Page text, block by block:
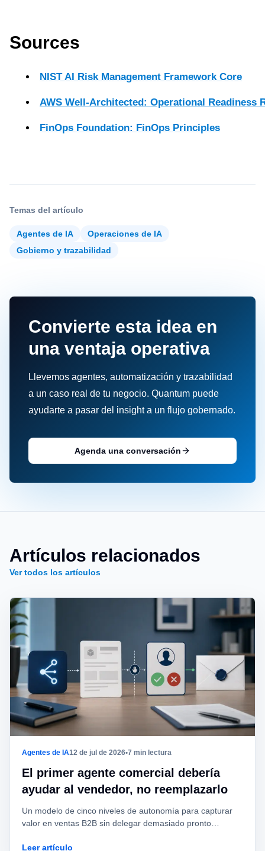
Sources
NIST AI Risk Management Framework Core
AWS Well-Architected: Operational Readiness
FinOps Foundation: FinOps Principles
Temas del artículo
Agentes de IA
Operaciones de IA
Gobierno y trazabilidad
Convierte esta idea en
una ventaja operativa
Llevemos agentes, automatización y trazabilidad
a un caso real de tu negocio. Quantum puede
ayudarte a pasar del insight a un flujo gobernado.
Agenda una conversación
Artículos relacionados
Ver todos los artículos
Agentes de IA12 de jul de 2026•7 min lectura
El primer agente comercial debería
ayudar al vendedor, no reemplazarlo
Un modelo de cinco niveles de autonomía para capturar
valor en ventas B2B sin delegar demasiado pronto
compromisos.
Leer artículo